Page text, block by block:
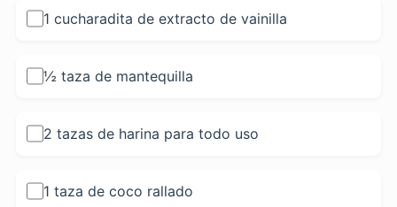
1 cucharadita de extracto de vainilla
½ taza de mantequilla
2 tazas de harina para todo uso
1 taza de coco rallado